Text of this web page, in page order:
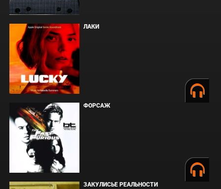
ЛАКИ
ФОРСАЖ
ЗАКУЛИСЬЕ РЕАЛЬНОСТИ